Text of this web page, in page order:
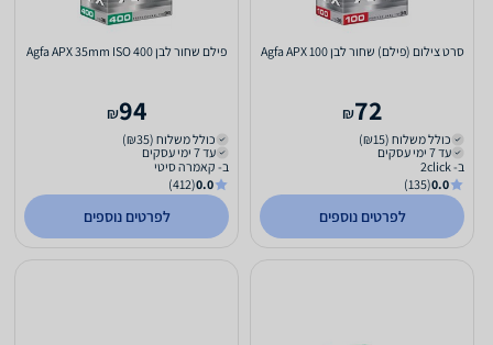
סרט צילום (פילם) שחור לבן Agfa APX 100
72
₪
כולל משלוח (₪15)
עד 7 ימי עסקים
ב- 2click
0.0
(135)
לפרטים נוספים
פילם שחור לבן Agfa APX 35mm ISO 400
94
₪
כולל משלוח (₪35)
עד 7 ימי עסקים
ב- קאמרה סיטי
0.0
(412)
לפרטים נוספים